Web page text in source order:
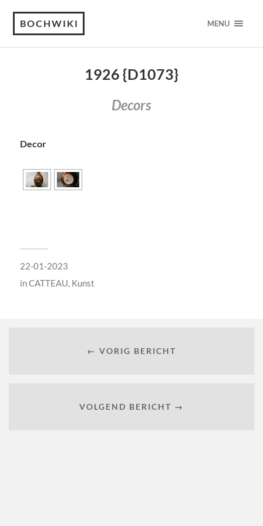
BOCHWIKI MENU
1926 {D1073}
Decors
Decor
22-01-2023
inCATTEAU, Kunst
← VORIG BERICHT
VOLGEND BERICHT →